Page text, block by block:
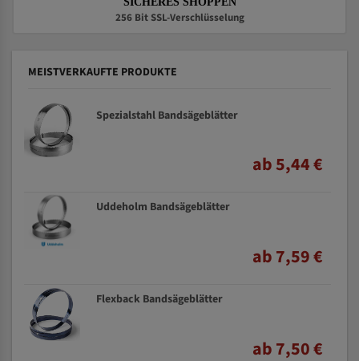
256 Bit SSL-Verschlüsselung
MEISTVERKAUFTE PRODUKTE
Spezialstahl Bandsägeblätter
ab 5,44 €
Uddeholm Bandsägeblätter
ab 7,59 €
Flexback Bandsägeblätter
ab 7,50 €